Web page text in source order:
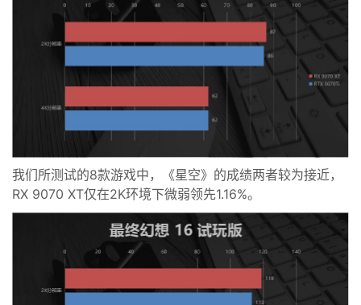
我们所测试的8款游戏中，《星空》的成绩两者较为接近，
RX 9070 XT仅在2K环境下微弱领先1.16%。